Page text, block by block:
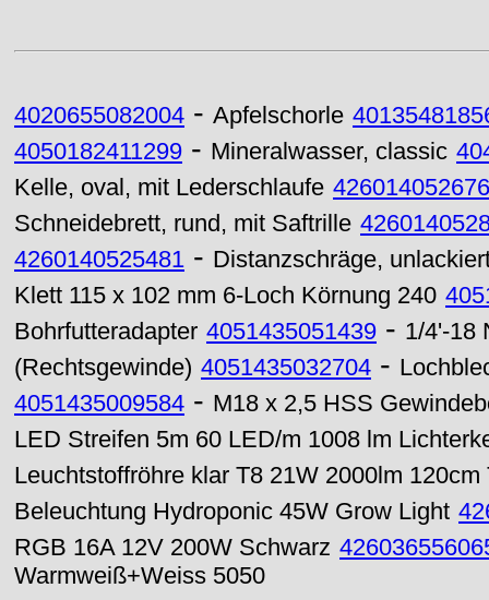
4020655082004 - Apfelschorle
4050182411299 - Mineralwasser, classic
Kelle, oval, mit Lederschlaufe
Schneidebrett, rund, mit Saftrille
4260140525481 - Distanzschräge,
Klett 115 x 102 mm 6-Loch Körnung 240
Bohrfutteradapter 4051435051439 - 1/4'-18
(Rechtsgewinde) 4051435032704 -
4051435009584 - M18 x 2,5 HSS
LED Streifen 5m 60 LED/m 1008 lm
Leuchtstoffröhre klar T8 21W 2000lm 120cm
Beleuchtung Hydroponic 45W Grow Light
RGB 16A 12V 200W Schwarz
Warmweiß+Weiss 5050